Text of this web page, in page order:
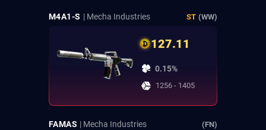
M4A1-S | Mecha Industries ST (WW)
127.11
0.15%
1256 - 1405
FAMAS | Mecha Industries (FN)